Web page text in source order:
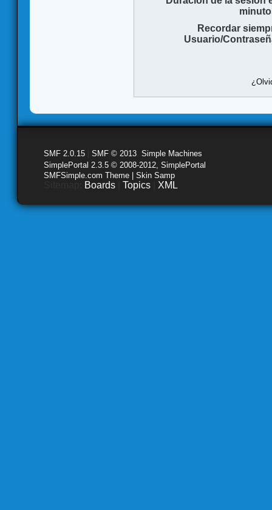
Recordar
Usuario/
SMF 2.0.15 SMF © 2013 Simple Machines
SimplePortal 2.3.5 © 2008-2012, SimplePortal
SMFSimple.com Theme | Skin Samp
Boards Topics XML